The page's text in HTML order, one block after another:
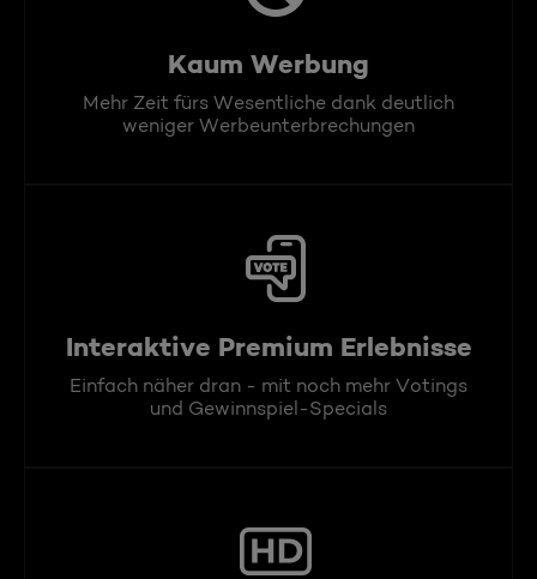
Kaum Werbung
Mehr Zeit fürs Wesentliche dank deutlich
weniger Werbeunterbrechungen
Interaktive Premium Erlebnisse
Einfach näher dran - mit noch mehr Votings
und Gewinnspiel-Specials